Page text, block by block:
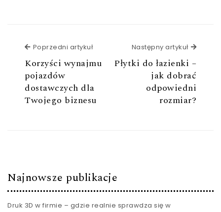
Poprzedni artykuł Poprzedni artykuł
Korzyści wynajmu
pojazdów
dostawczych dla
Twojego biznesu
Następny artykuł
Płytki do łazienki –
jak dobrać
odpowiedni
rozmiar?
Najnowsze publikacje
Druk 3D w firmie – gdzie realnie sprawdza się w